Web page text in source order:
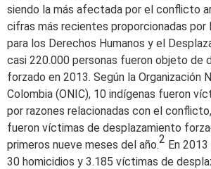
siendo la más afectada por el conflicto
cifras más recientes proporcionadas por
para los Derechos Humanos y el
casi 220.000 personas fueron objeto de
forzado en 2013. Según la Organización
Colombia (ONIC), 10 indígenas fueron
por razones relacionadas con el
fueron víctimas de desplazamiento
primeros nueve meses del año.2 En
30 homicidios y 3.185 víctimas de